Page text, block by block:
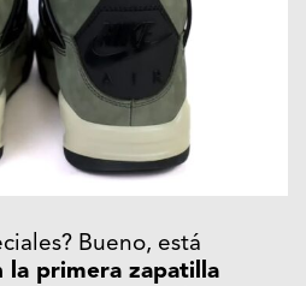
Bueno, está
la primera zapatilla